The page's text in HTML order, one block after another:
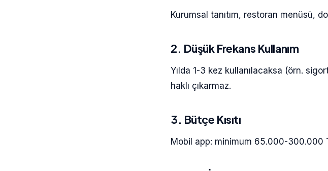
Kurumsal tanıtım, restoran menüsü,
2. Düşük Frekans Kullanım
Yılda 1-3 kez kullanılacaksa (örn.
haklı çıkarmaz.
3. Bütçe Kısıtı
Mobil app: minimum 65.000-